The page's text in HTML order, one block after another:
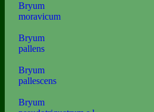
Bryum
moravicum
Bryum
pallens
Bryum
pallescens
Bryum